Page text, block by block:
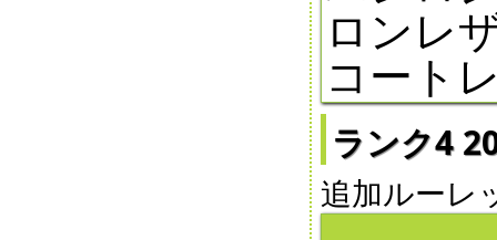
ロンレ
コート
ランク4
追加ルーレ